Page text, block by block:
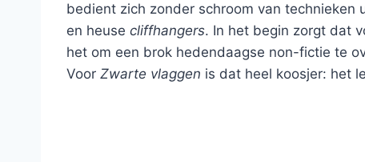
bedient zich zonder schroom van
en heuse cliffhangers. In het begin zorgt dat
het om een brok hedendaagse non-fictie te
Voor Zwarte vlaggen is dat heel koosjer: het